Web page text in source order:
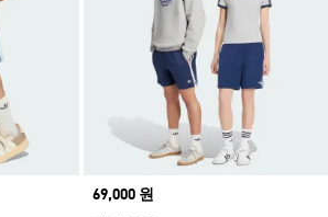
Price
69,000 원